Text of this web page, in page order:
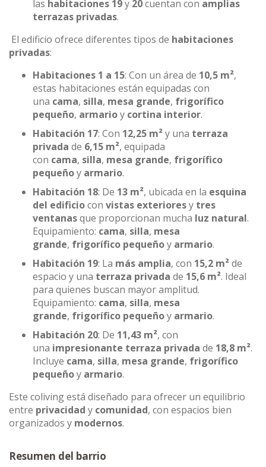
las habitaciones 19y 20cuentan con amplias
terrazas privadas.
El edificio ofrece diferentes tipos de habitaciones
privadas:
Habitaciones 1 a 15: Con un área de 10,5 m²,
estas habitaciones están equipadas con
una cama, silla, mesa grande, frigorífico
pequeño, armarioy cortina interior.
Habitación 17: Con 12,25 m²y una terraza
privada de 6,15 m², equipada
con cama, silla, mesa grande, frigorífico
pequeñoy armario.
Habitación 18: De 13 m², ubicada en la esquina
del edificiocon vistas exterioresy tres
ventanasque proporcionan mucha luz natural.
Equipamiento: cama, silla, mesa
grande, frigorífico pequeñoy armario.
Habitación 19: La más amplia, con 15,2 m²de
espacio y una terraza privada de 15,6 m². Ideal
para quienes buscan mayor amplitud.
Equipamiento: cama, silla, mesa
grande, frigorífico pequeñoy armario.
Habitación 20: De 11,43 m², con
una impresionante terraza privada de 18,8 m².
Incluye cama, silla, mesa grande, frigorífico
pequeñoy armario.
Este coliving está diseñado para ofrecer un equilibrio
entre privacidad y comunidad, con espacios bien
organizados y modernos.
Resumen del barrio